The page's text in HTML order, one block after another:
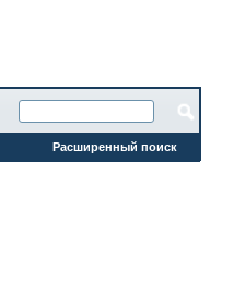
Расширенный поиск